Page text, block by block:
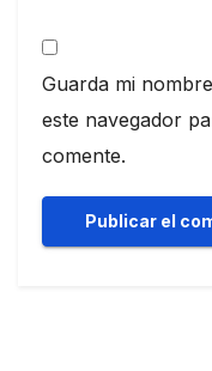
Guarda mi
este navegador
comente.